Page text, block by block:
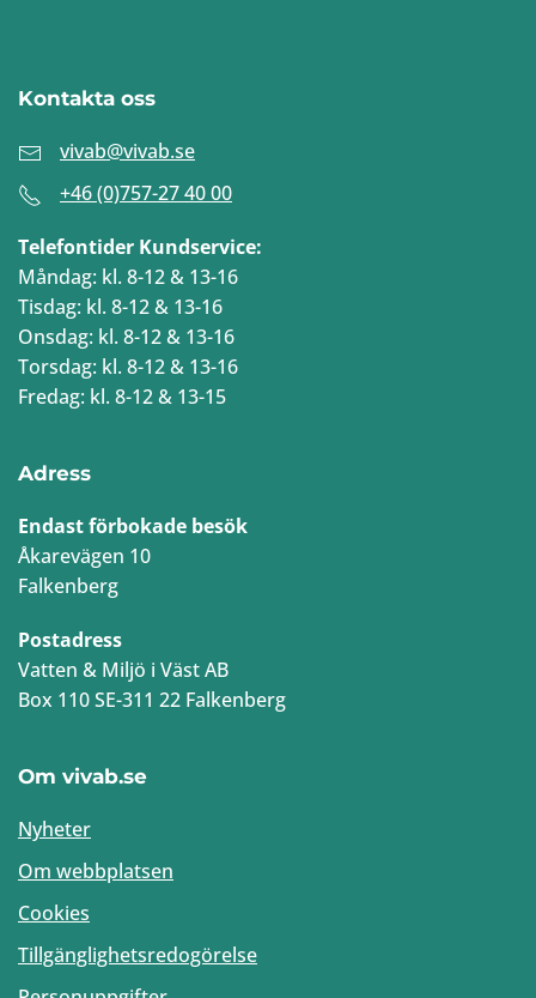
Kontakta oss
vivab@vivab.se
+46 (0)757-27 40 00
Telefontider Kundservice:
Måndag: kl. 8-12 & 13-16
Tisdag: kl. 8-12 & 13-16
Onsdag: kl. 8-12 & 13-16
Torsdag: kl. 8-12 & 13-16
Fredag: kl. 8-12 & 13-15
Adress
Endast förbokade besök
Åkarevägen 10
Falkenberg
Postadress
Vatten & Miljö i Väst AB
Box 110 SE-311 22 Falkenberg
Om vivab.se
Nyheter
Om webbplatsen
Cookies
Tillgänglighetsredogörelse